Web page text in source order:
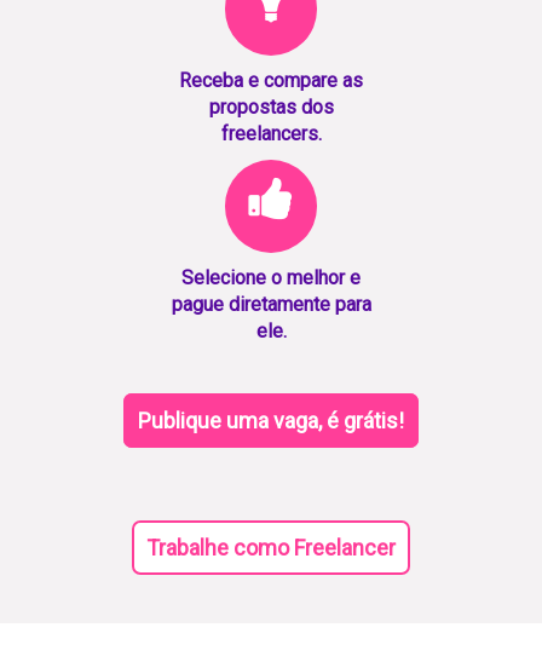
Receba e compare as
propostas dos
freelancers.
Selecione o melhor e
pague diretamente para
ele.
Publique uma vaga, é grátis!
Trabalhe como Freelancer